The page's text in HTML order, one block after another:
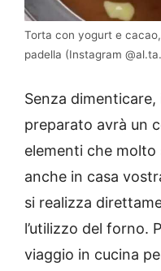
Torta con yogurt e
padella (Instagram
Senza
preparato avrà un
elementi che
anche in casa
si realizza
l’utilizzo del forno.
viaggio in cucina